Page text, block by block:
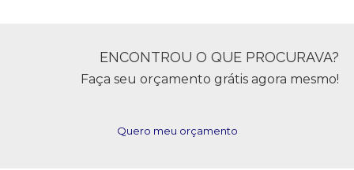
ENCONTROU O QUE PROCURAVA?
Faça seu orçamento grátis agora mesmo!
Quero meu orçamento